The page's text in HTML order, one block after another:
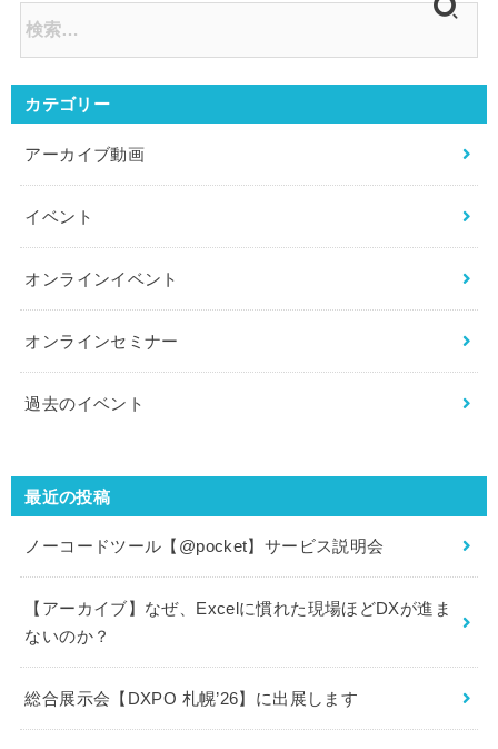
カテゴリー
アーカイブ動画
イベント
オンラインイベント
オンラインセミナー
過去のイベント
最近の投稿
ノーコードツール【@pocket】サービス説明会
【アーカイブ】なぜ、Excelに慣れた現場ほどDXが進ま
ないのか？
総合展示会【DXPO 札幌’26】に出展します